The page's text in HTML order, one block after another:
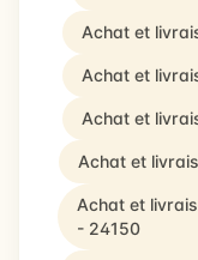
Achat et
Achat et
Achat et
Achat et
Achat et
- 24150